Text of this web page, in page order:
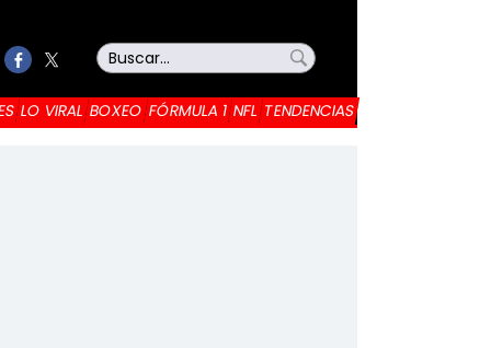
LO VIRAL BOXEO FÓRMULA 1 NFL TENDENCIAS